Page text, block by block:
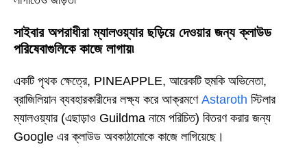
সাইবার অপরাধীরা ম্যালওয়্যার ছড়িয়ে দেওয়ার জন্য ক্লাউড
পরিষেবাগুলিকে কাজে লাগায়৷
একটি পৃথক ক্ষেত্রে, PINEAPPLE, আরেকটি হুমকি অভিনেতা,
ব্রাজিলিয়ান ব্যবহারকারীদের লক্ষ্য করে আক্রমণে Astaroth স্টিলার
ম্যালওয়্যার (এছাড়াও Guildma নামে পরিচিত) বিতরণ করার জন্য
Google এর ক্লাউড অবকাঠামোকে কাজে লাগিয়েছে।